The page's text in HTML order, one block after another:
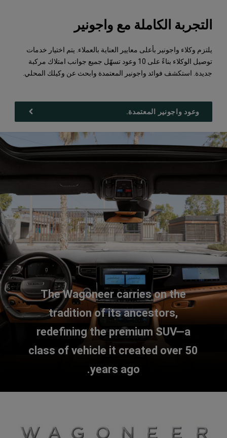
التجربة الكاملة مع واجونير
يلتزم وكلاء واجونير بأعلى معايير العناية بالعملاء. يتم اختيار خدمات
توصيل الوكلاء بناءً على 10 وعود تسهّل جميع جوانب امتلاك مركبة
جديدة. استكشف فوائد واجونير المعتمدة وابحث عن وكيلك المحلي.
وعود واجونير المعتمدة.
The Wagoneer carries on the
tradition of its ancestors,
redefining the premium SUV—a
class of vehicle it created over 50
years ago.